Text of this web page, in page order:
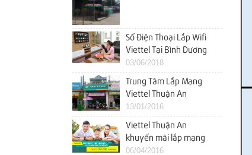
Số Điện Thoại Lắp Wifi
Viettel Tại Bình Dương
Tốt Nhất
03/06/2018
Trung Tâm Lắp Mạng
Viettel Thuận An
Khuyến Mãi Tháng
1/2016 Khu vực Lái
thiêu, Bình Đáng, Bình
Hòa, An Phú, An Thạnh,
13/01/2016
Viettel Thuận An
khuyến mãi lắp mạng
internet wifi
06/04/2016